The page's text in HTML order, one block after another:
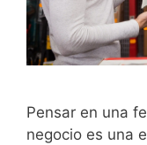
Pensar en una
negocio es una